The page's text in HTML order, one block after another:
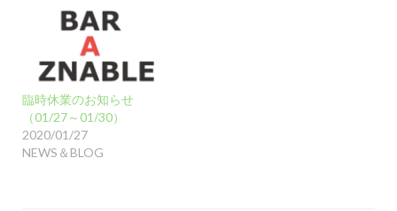
臨時休業のお知らせ
（01/27～01/30）
2020/01/27
NEWS＆BLOG